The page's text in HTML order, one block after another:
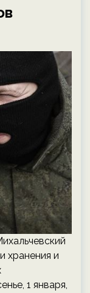
хранения и
1 января,